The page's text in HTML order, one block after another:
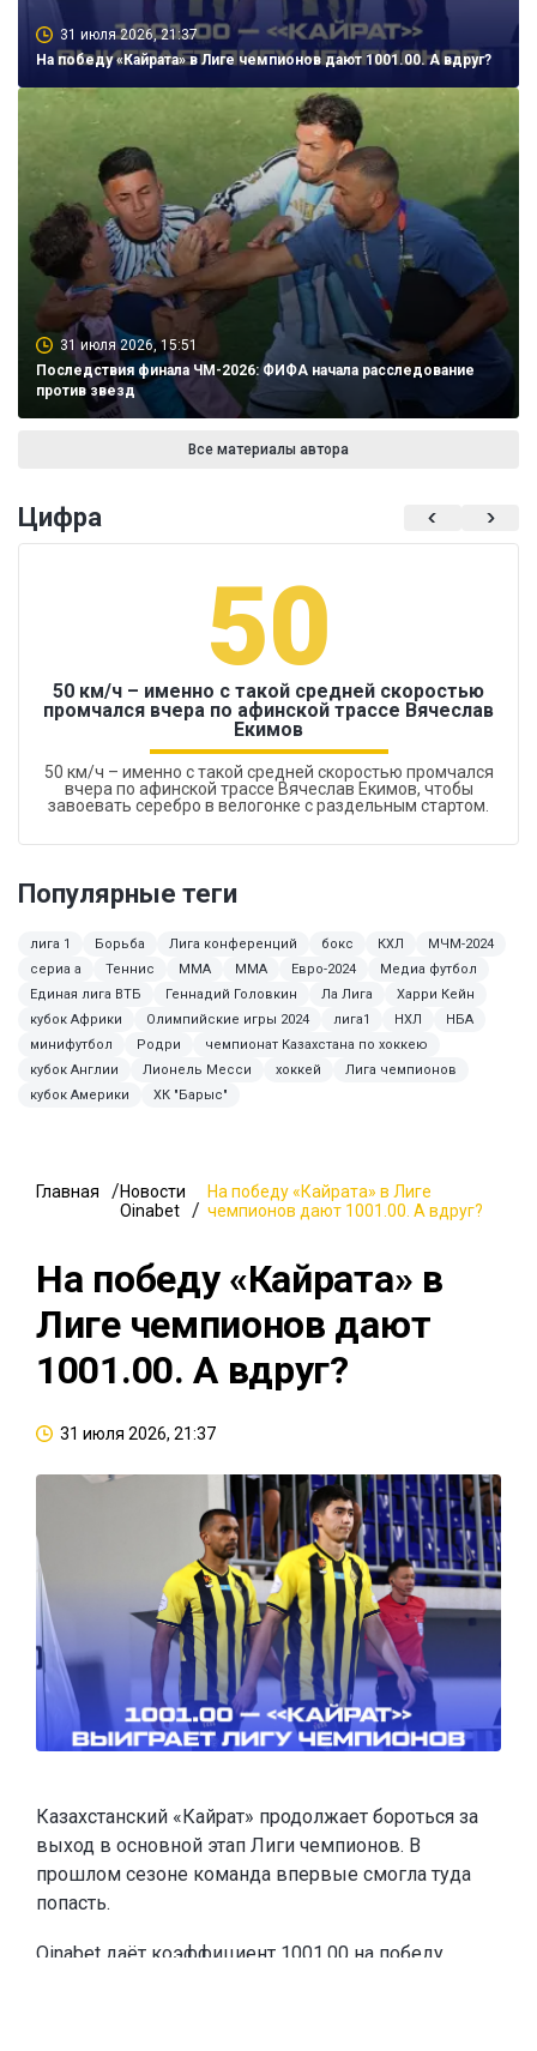
31 июля 2026, 21:37
На победу «Кайрата» в Лиге чемпионов дают 1001.00. А вдруг?
31 июля 2026, 15:51
Последствия финала ЧМ-2026: ФИФА начала расследование
против звезд
Все материалы автора
Цифра
50
50 км/ч – именно с такой средней скоростью
промчался вчера по афинской трассе Вячеслав
Екимов
50 км/ч – именно с такой средней скоростью промчался
вчера по афинской трассе Вячеслав Екимов, чтобы
завоевать серебро в велогонке с раздельным стартом.
Популярные теги
лига 1 Борьба Лига конференций бокс КХЛ
МЧМ-2024
сериа а
Теннис ММА MMA Евро-2024
Медиа футбол
Единая лига ВТБ
Геннадий Головкин Ла Лига
Харри Кейн
кубок Африки
Олимпийские игры 2024 лига1 НХЛ
НБА
минифутбол
Родри
чемпионат Казахстана по хоккею
кубок Англии
Лионель Месси хоккей
Лига чемпионов
кубок Америки
ХК "Барыс"
Главная
Новости
Oinabet
На победу «Кайрата» в Лиге
чемпионов дают 1001.00. А вдруг?
На победу «Кайрата» в
Лиге чемпионов дают
1001.00. А вдруг?
31 июля 2026, 21:37
Казахстанский «Кайрат» продолжает бороться за
выход в основной этап Лиги чемпионов. В
прошлом сезоне команда впервые смогла туда
попасть.
Oinabet даёт коэффициент 1001.00 на победу